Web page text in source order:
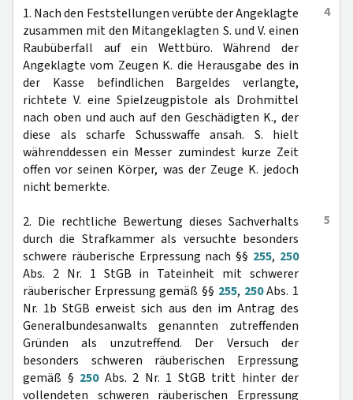
4
1. Nach den Feststellungen verübte der Angeklagte
zusammen mit den Mitangeklagten S. und V. einen
Raubüberfall auf ein Wettbüro. Während der
Angeklagte vom Zeugen K. die Herausgabe des in
der Kasse befindlichen Bargeldes verlangte,
richtete V. eine Spielzeugpistole als Drohmittel
nach oben und auch auf den Geschädigten K., der
diese als scharfe Schusswaffe ansah. S. hielt
währenddessen ein Messer zumindest kurze Zeit
offen vor seinen Körper, was der Zeuge K. jedoch
nicht bemerkte.
5
2. Die rechtliche Bewertung dieses Sachverhalts
durch die Strafkammer als versuchte besonders
schwere räuberische Erpressung nach §§ 255, 250
Abs. 2 Nr. 1 StGB in Tateinheit mit schwerer
räuberischer Erpressung gemäß §§ 255, 250Abs. 1
Nr. 1b StGB erweist sich aus den im Antrag des
Generalbundesanwalts genannten zutreffenden
Gründen als unzutreffend. Der Versuch der
besonders schweren räuberischen Erpressung
gemäß § 250Abs. 2 Nr. 1 StGB tritt hinter der
vollendeten schweren räuberischen Erpressung